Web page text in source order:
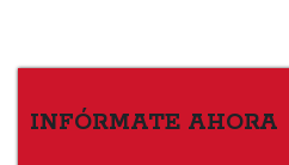
INFÓRMATE AHORA